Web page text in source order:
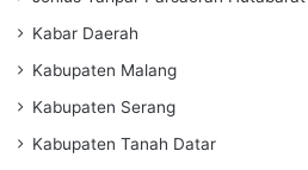
Kabar Daerah
Kabupaten Malang
Kabupaten Serang
Kabupaten Tanah Datar